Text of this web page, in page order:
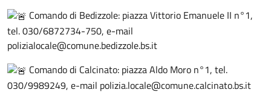
Comando di Bedizzole: piazza Vittorio Emanuele II n°1,
tel. 030/6872734-750, e-mail
polizialocale@comune.bedizzole.bs.it
Comando di Calcinato: piazza Aldo Moro n°1, tel.
030/9989249, e-mail polizia.locale@comune.calcinato.bs.it